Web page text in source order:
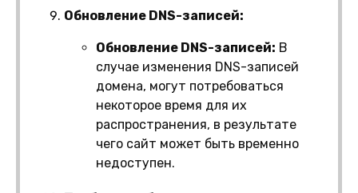
Обновление DNS-записей:
Обновление DNS-записей: В
случае изменения DNS-записей
домена, могут потребоваться
некоторое время для их
распространения, в результате
чего сайт может быть временно
недоступен.